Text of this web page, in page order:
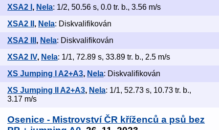
XSA2 I , Nela: 1/2, 50.56 s, 0.0 tr. b., 3.56 m/s
XSA2 II , Nela: Diskvalifikován
XSA2 III , Nela: Diskvalifikován
XSA2 IV, Nela: 1/1, 72.89 s, 33.89 tr. b., 2.5 m/s
XS Jumping I A2+A3, Nela: Diskvalifikován
XS Jumping II A2+A3, Nela: 1/1, 52.73 s, 10.73 tr. b.,
3.17 m/s
Osenice - Mistrovství ČR kříženců a psů bez